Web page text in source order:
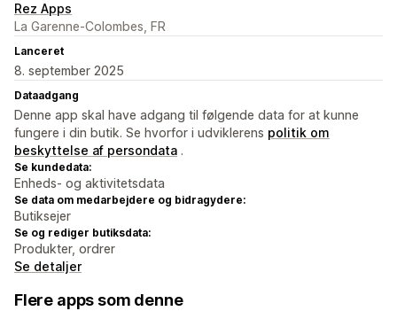
Rez Apps
La Garenne-Colombes, FR
Lanceret
8. september 2025
Dataadgang
Denne app skal have adgang til følgende data for at kunne
fungere i din butik. Se hvorfor i udviklerens politik om
beskyttelse af persondata .
Se kundedata:
Enheds- og aktivitetsdata
Se data om medarbejdere og bidragydere:
Butiksejer
Se og rediger butiksdata:
Produkter, ordrer
Se detaljer
Flere apps som denne